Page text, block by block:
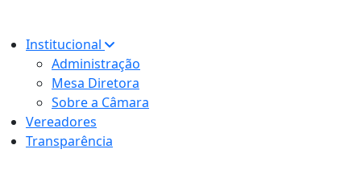
Institucional
Administração
Mesa Diretora
Sobre a Câmara
Vereadores
Transparência